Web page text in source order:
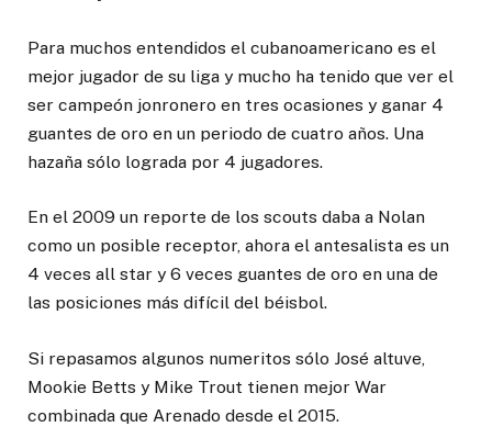
Para muchos entendidos el cubanoamericano es el
mejor jugador de su liga y mucho ha tenido que ver el
ser campeón jonronero en tres ocasiones y ganar 4
guantes de oro en un periodo de cuatro años. Una
hazaña sólo lograda por 4 jugadores.
En el 2009 un reporte de los scouts daba a Nolan
como un posible receptor, ahora el antesalista es un
4 veces all star y 6 veces guantes de oro en una de
las posiciones más difícil del béisbol.
Si repasamos algunos numeritos sólo José altuve,
Mookie Betts y Mike Trout tienen mejor War
combinada que Arenado desde el 2015.